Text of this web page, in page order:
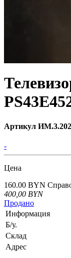
Артикул
-
Цена
160.00 BYN
400,00 BYN
Продано
Информация
Б/у.
Склад
Адрес